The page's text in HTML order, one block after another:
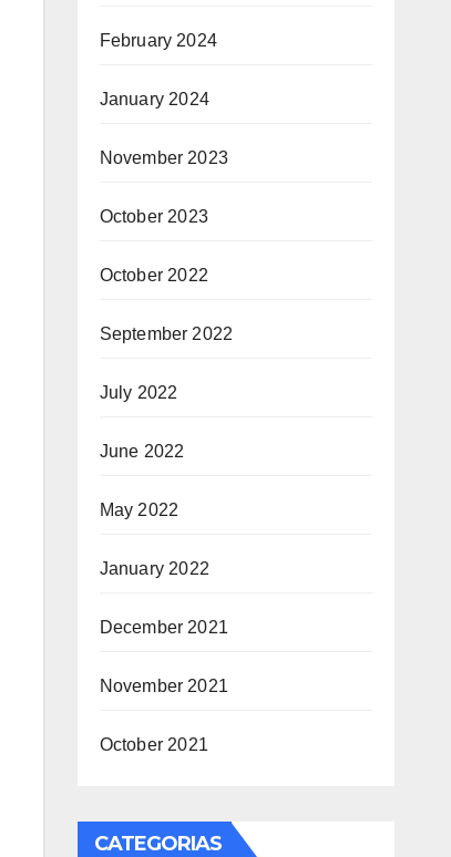
February 2024
January 2024
November 2023
October 2023
October 2022
September 2022
July 2022
June 2022
May 2022
January 2022
December 2021
November 2021
October 2021
CATEGORIAS